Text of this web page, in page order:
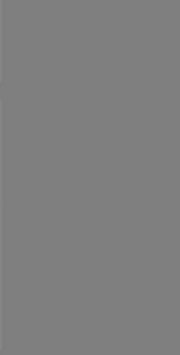
резекцией
и